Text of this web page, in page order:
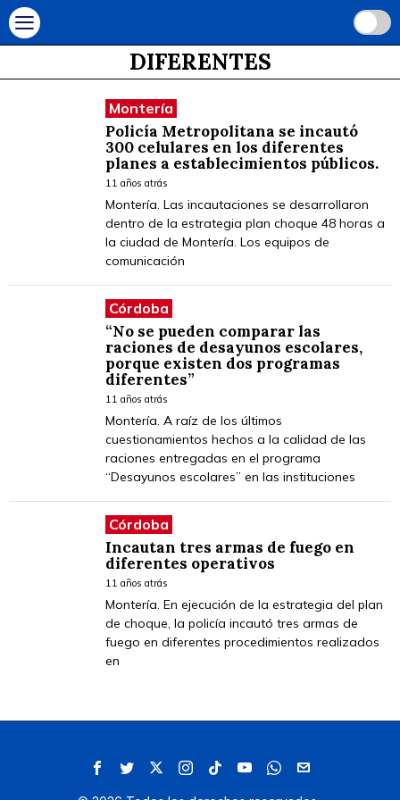
DIFERENTES
Montería
Policía Metropolitana se incautó
300 celulares en los diferentes
planes a establecimientos públicos.
11 años atrás
Montería. Las incautaciones se desarrollaron
dentro de la estrategia plan choque 48 horas a
la ciudad de Montería. Los equipos de
comunicación
Córdoba
“No se pueden comparar las
raciones de desayunos escolares,
porque existen dos programas
diferentes”
11 años atrás
Montería. A raíz de los últimos
cuestionamientos hechos a la calidad de las
raciones entregadas en el programa
“Desayunos escolares” en las instituciones
Córdoba
Incautan tres armas de fuego en
diferentes operativos
11 años atrás
Montería. En ejecución de la estrategia del plan
de choque, la policía incautó tres armas de
fuego en diferentes procedimientos realizados
en